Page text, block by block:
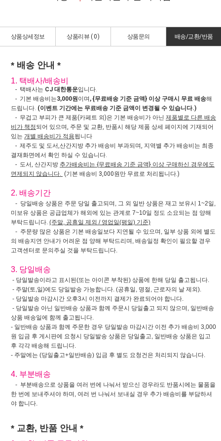
상품상세정보 상품리뷰 (0) 상품문의 배송/교환/반품
* 배송 안내 *
1. 택배사/배송비
- 택배사는 CJ 대한통운입니다.
- 기본 배송비는3,000원이며, {무료배송 기준 금액} 이상 구매시 무료 배송해
드립니다. (이벤트 기간에는 무료배송 기준 금액이 변경될 수 있습니다.)
- 무겁고 부피가 큰 제품(카페트 외)은 기본 배송비가 아닌 제품별로 다른 배송
비가 책정되어 있으며, 주문 및 교환, 반품시 해당 제품 상세 페이지에 기재되어
있는 개별 배송비가 적용됩니다
- 제주도 및 도서,산간지방 추가 배송비 부과되며, 지역별 추가 배송비는 최종
결재화면에서 확인 하실 수 있습니다.
- 도서, 산간지방 추가배송비는 {무료배송 기준 금액} 이상 구매하신 경우에도
면제되지 않습니다.
(기본 배송비 3,000원만 무료로 처리됩니다.)
2. 배송기간
- 당일배송 상품은 주문 당일 출고되며, 그 외 일반 상품은 재고 보유시 1~2일,
미보유 상품은 공급업체가 해외에 있는 관계로 7~10일 정도 소요되는 점 양해
부탁드립니다. (주말, 공휴일 제외 / 영업일(평일) 기준)
- 주문량 많은 상품은 기본 배송일보다 지연될 수 있으며, 일부 상품 외에 별도
의 배송지연 안내가 어려운 점 양해 부탁드리며, 배송일정 확인이 필요할 경우
고객센터로 문의주실 것을 부탁드립니다.
3. 당일배송
- 당일발송이라고 표시된(또는 아이콘 부착된) 상품에 한해 당일 출고됩니다.
- 주말(토,일)에도 당일발송 가능합니다. (공휴일, 명절, 근로자의 날 제외).
- 당일발송 마감시간 오후3시 이전까지 결제가 완료되어야 합니다.
- 당일발송 아닌 일반배송 상품과 함께 주문시 당일출고 되지 않으며, 일반배송
상품 배송일에 함께 출고됩니다.
- 일반배송 상품과 함께 주문한 경우 당일발송 마감시간 이전 추가 배송비 3,000
원 입금 후 게시판에 요청시 당일발송 상품은 당일출고, 일반배송 상품은 입고
후 각각 배송해 드립니다.
- 주말에는 (당일출고+일반배송) 입금 후 별도 요청건은 처리되지 않습니다.
4. 부분배송
- 부분배송으로 상품을 여러 번에 나눠서 받으신 경우라도 반품시에는 물품을
한 번에 보내주셔야 하며, 여러 번 나눠서 보내실 경우 추가 배송비를 부담하셔
야 합니다.
* 교환, 반품 안내 *